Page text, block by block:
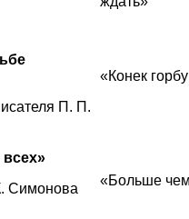
П. П.
«Конек
Симонова
«Больше